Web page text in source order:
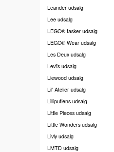
Leander udsalg
Lee udsalg
LEGO® tasker udsalg
LEGO® Wear udsalg
Les Deux udsalg
Levi's udsalg
Liewood udsalg
Lil' Atelier udsalg
Lilliputiens udsalg
Little Pieces udsalg
Little Wonders udsalg
Livly udsalg
LMTD udsalg